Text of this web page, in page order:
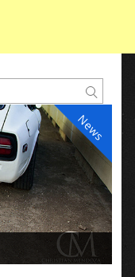
News